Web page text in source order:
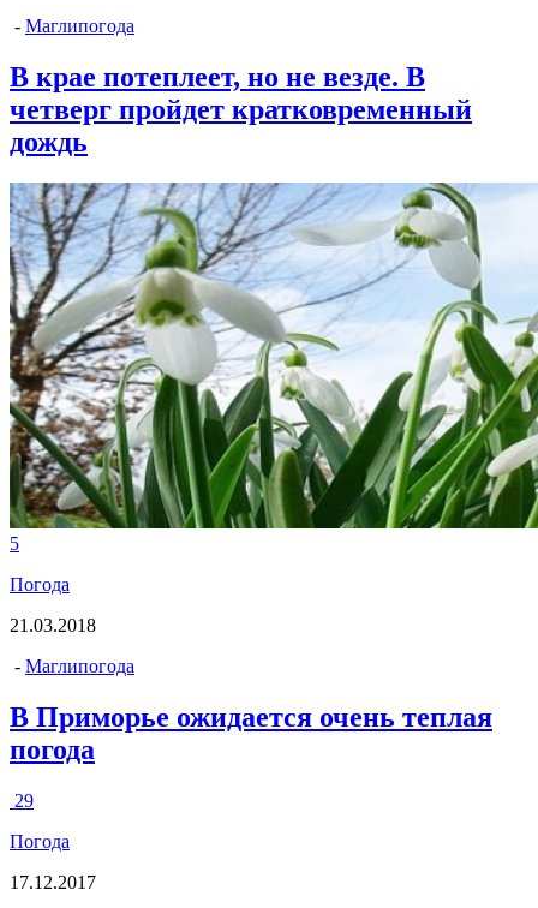
- Маглипогода
В крае потеплеет, но не везде. В
четверг пройдет кратковременный
дождь
5
Погода
21.03.2018
- Маглипогода
В Приморье ожидается очень теплая
погода
29
Погода
17.12.2017